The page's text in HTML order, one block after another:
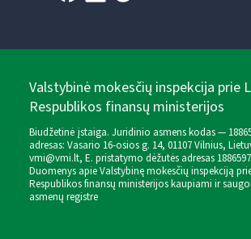
Valstybinė mokesčių inspekcija prie
Respublikos finansų ministerijos
Biudžetinė įstaiga. Juridinio asmens kodas —
adresas: Vasario 16-osios g. 14, 01107 Vilnius,
vmi@vmi.lt, E. pristatymo dėžutės adresas
Duomenys apie Valstybinę mokesčių inspekciją
Respublikos finansų ministerijos kaupiami ir
asmenų registre